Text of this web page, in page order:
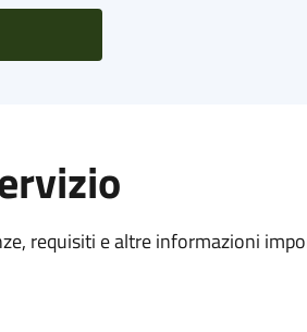
requisiti e altre informazioni